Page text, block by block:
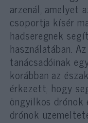
arzenál, amelyet
csoportja kísér
hadseregnek
használatában.
tanácsadóinak
korábban az
érkezett, hogy
öngyilkos drónok
drónok